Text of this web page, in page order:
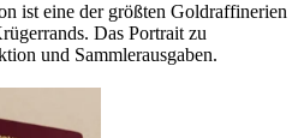
ist eine der größten Goldraffinerien
Das Portrait zu
und Sammlerausgaben.